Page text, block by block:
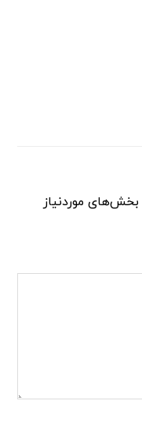
بخش‌های موردنیاز